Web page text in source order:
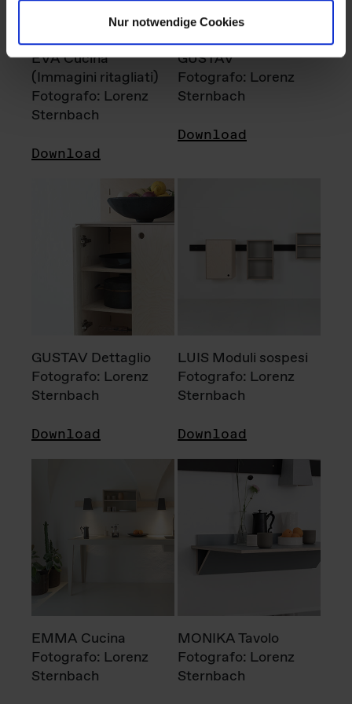
Nur notwendige Cookies
EVA Cucina
(Immagini ritagliati)
Fotografo: Lorenz
Sternbach
Download
GUSTAV
Fotografo: Lorenz
Sternbach
Download
GUSTAV Dettaglio
Fotografo: Lorenz
Sternbach
Download
LUIS Moduli sospesi
Fotografo: Lorenz
Sternbach
Download
EMMA Cucina
Fotografo: Lorenz
Sternbach
MONIKA Tavolo
Fotografo: Lorenz
Sternbach